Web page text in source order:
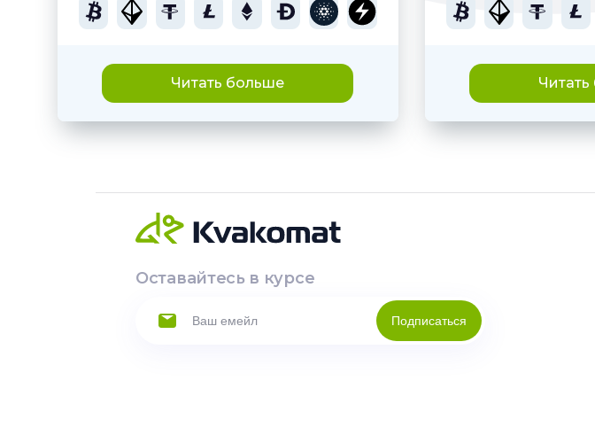
Читать больше
Оставайтесь в курсе
Подписаться